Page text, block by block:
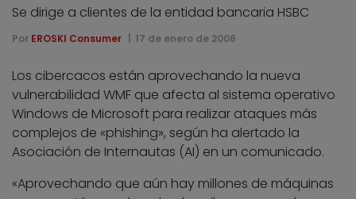
Se dirige a clientes de la entidad bancaria HSBC
Por EROSKI Consumer 17 de enero de 2006
Los cibercacos están aprovechando la nueva
vulnerabilidad WMF que afecta al sistema operativo
Windows de Microsoft para realizar ataques más
complejos de «phishing», según ha alertado la
Asociación de Internautas (AI) en un comunicado.
«Aprovechando que aún hay millones de máquinas